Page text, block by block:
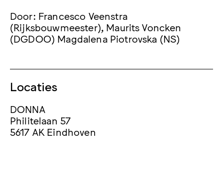
Door: Francesco Veenstra
(Rijksbouwmeester), Maurits Voncken
(DGDOO) Magdalena Piotrovska (NS)
Locaties
DONNA
Philitelaan 57
5617 AK Eindhoven